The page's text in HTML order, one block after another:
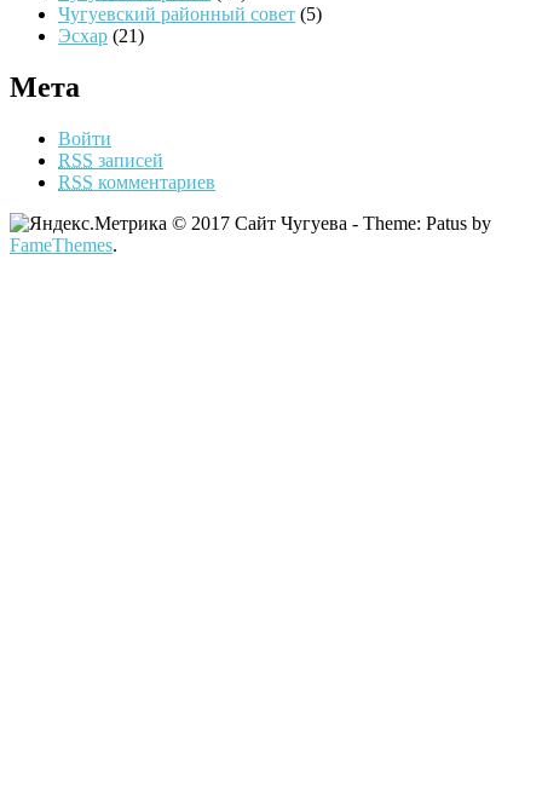
Чугуевский районный совет (5)
Эсхар (21)
Мета
Войти
RSS записей
RSS комментариев
© 2017 Сайт Чугуева - Theme: Patus by
FameThemes.